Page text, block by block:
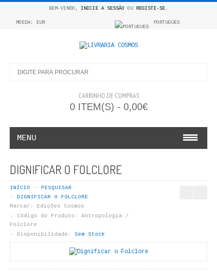
BEM-VINDO, INICIE A SESSÃO OU REGISTE-SE.
MOEDA: EUR PORTUGUES
CARRINHO DE COMPRAS
0 ITEM(S) - 0,00€
MENU
COSMOS INFANTIL
COLEÇÃO APRENDE A COLORIR
LIVROS DE PINTAR
INFANTO - JUVENIL
ANTROPOLOGIA E SOCIOLOGIA
DIGNIFICAR O FOLCLORE
INÍCIO
PESQUISAR
DIGNIFICAR O FOLCLORE
Marcar:
Edições Cosmos
Código do Produto:
Antropologia /
Folclore
Disponibilidade:
Sem Stock